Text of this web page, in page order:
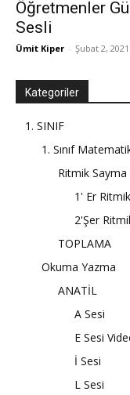
Öğretmenler
Sesli
Ümit Kiper - Şubat 2, 2021
Kategoriler
1. SINIF
1. Sınıf
Ritmik Sayma
1' Er
2'Şer
TOPLAMA
Okuma Yazma
ANATİL
A Sesi
E Sesi
İ Sesi
L Sesi